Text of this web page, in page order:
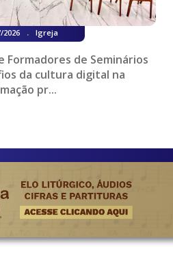
2026 . Igreja
Formadores de Seminários
da cultura digital na
pr...